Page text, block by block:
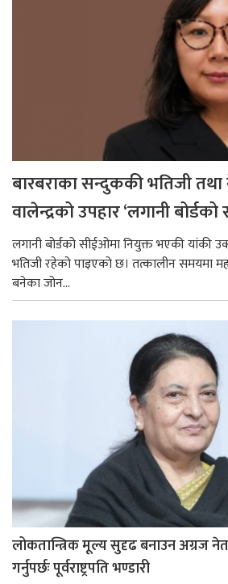
बारबराका सन्दुककी भतिजी
वालेन्द्रको उपहार ‘लगानी
लगानी बोर्डको सीईओमा नियुक्त भएकी यांकी
भतिजी रहेको पाइएको छ। तत्कालीन समयमा
बनेका जोन...
लोकतान्त्रिक मूल्य सुदृढ बनाउन अग्रज
गर्नुपर्छः पूर्वराष्ट्रपति भण्डारी